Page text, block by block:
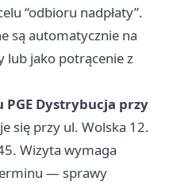
“odbioru nadpłaty”.
są automatycznie na
lub jako potrącenie z
PGE Dystrybucja przy
się przy ul. Wolska 12.
Wizyta wymaga
— sprawy